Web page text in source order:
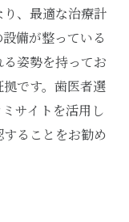
、最適な治療計
備が整っている
姿勢を持ってお
です。歯医者選
サイトを活用し
ることをお勧め